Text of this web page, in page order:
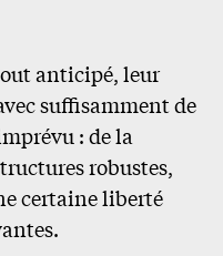
anticipé, leur
suffisamment de
: de la
robustes,
certaine liberté